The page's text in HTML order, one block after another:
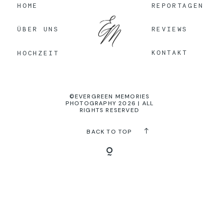
HOME
ÜBER UNS
HOCHZEIT
REPORTAGEN
REVIEWS
KONTAKT
©EVERGREEN MEMORIES
PHOTOGRAPHY 2026 | ALL
RIGHTS RESERVED
BACK TO TOP
KONTAKT